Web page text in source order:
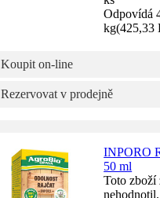
Odpovídá
kg(425,33
Koupit on-line
Rezervovat v prodejně
INPORO
50 ml
Toto zboží
nehodnotil.